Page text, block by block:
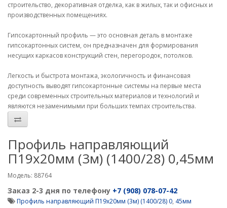
строительство, декоративная отделка, как в жилых, так и офисных и
производственных помещениях.
Гипсокартонный профиль — это основная деталь в монтаже
гипсокартонных систем, он предназначен для формирования
несущих каркасов конструкций стен, перегородок, потолков.
Легкость и быстрота монтажа, экологичность и финансовая
доступность выводят гипсокартонные системы на первые места
среди современных строительных материалов и технологий и
являются незаменимыми при больших темпах строительства.
Профиль направляющий
П19х20мм (3м) (1400/28) 0,45мм
Модель: 88764
Заказ 2-3 дня по телефону +7 (908) 078-07-42
Профиль направляющий П19х20мм (3м) (1400/28) 0, 45мм